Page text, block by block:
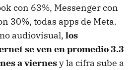
con 63%, Messenger con
30%, todas apps de Meta.
audiovisual, los
se ven en promedio 3.3
a viernesy la cifra sube a